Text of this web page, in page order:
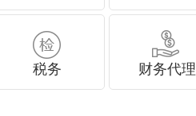
税务 财务代理